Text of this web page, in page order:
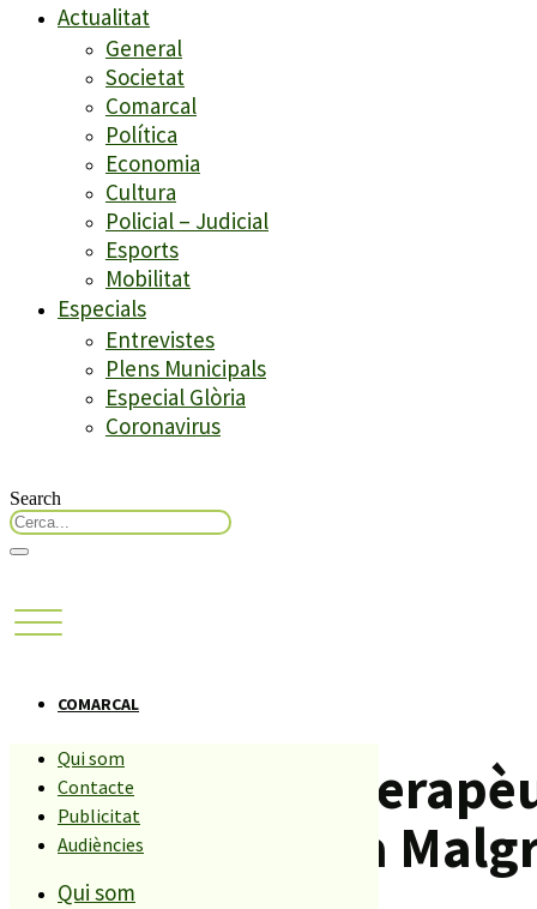
Actualitat
General
Societat
Comarcal
Política
Economia
Cultura
Policial – Judicial
Esports
Mobilitat
Especials
Entrevistes
Plens Municipals
Especial Glòria
Coronavirus
Search
Qui som
Contacte
Publicitat
Audiències
Qui som
COMARCAL
La Comunitat
emplaçament a